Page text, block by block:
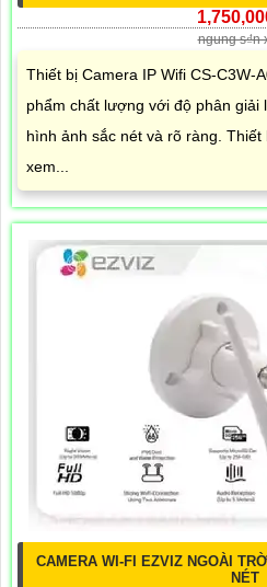
ngung s₫n
Thiết bị Camera IP Wifi CS-C3W-
phẩm chất lượng với độ phân giải
hình ảnh sắc nét và rõ ràng.
xem...
CAMERA WI-FI EZVIZ NGOÀI
NÉT